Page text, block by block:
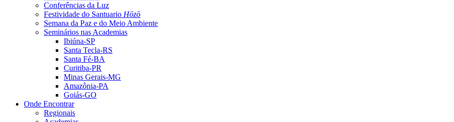
Conferências da Luz
Festividade do Santuario Hōzō
Semana da Paz e do Meio Ambiente
Seminários nas Academias
Ibiúna-SP
Santa Tecla-RS
Santa Fé-BA
Curitiba-PR
Minas Gerais-MG
Amazônia-PA
Goiás-GO
Onde Encontrar
Regionais